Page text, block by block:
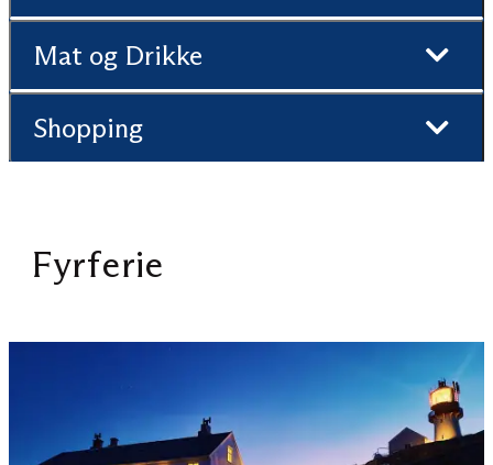
Mat og Drikke
Shopping
Fyrferie